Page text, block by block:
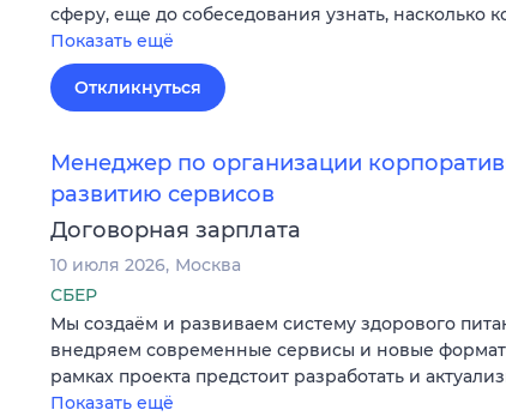
сферу, еще до собеседования узнать, насколько
Показать ещё
Откликнуться
Менеджер по организации
развитию сервисов
Договорная зарплата
10 июля 2026 Москва
СБЕР
Мы создаём и развиваем систему здорового
внедряем современные сервисы и новые
рамках проекта предстоит разработать и
Показать ещё